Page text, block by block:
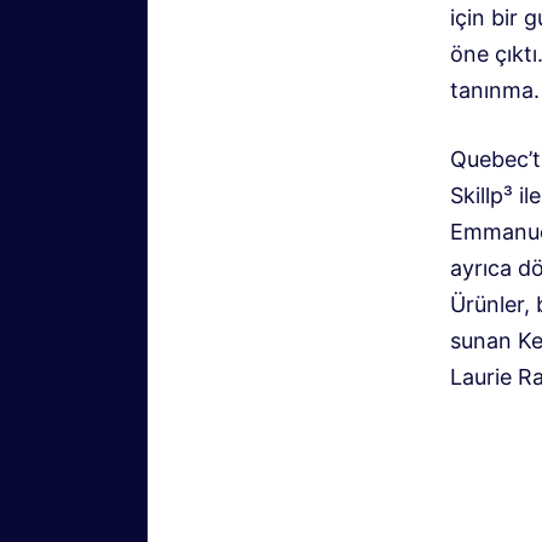
için bir
öne
tanınma.
Skillp³
ayrıca
Ürünler,
sunan
Laurie